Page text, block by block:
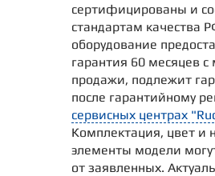
сертифицированы и
стандартам качества
оборудование
гарантия 60 месяцев
продажи, подлежит
после гарантийному
сервисных центрах
Комплектация, цвет и
элементы модели
от заявленных.